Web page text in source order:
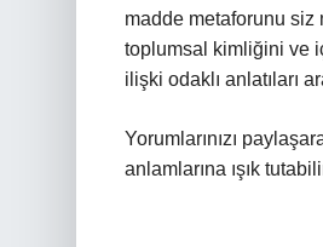
madde metaforunu siz
toplumsal kimliğini ve
ilişki odaklı anlatıları
Yorumlarınızı
anlamlarına ışık